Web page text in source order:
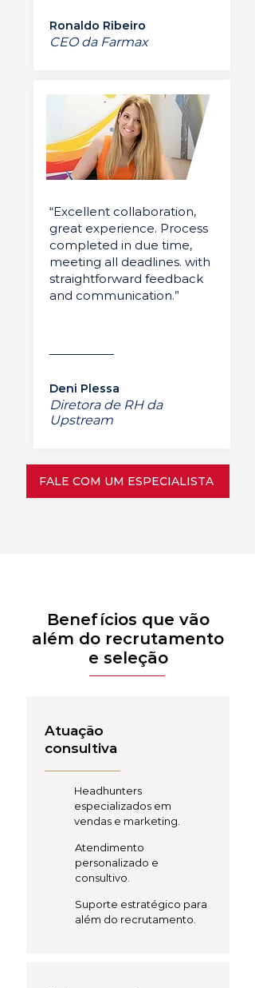
Ronaldo Ribeiro
CEO da Farmax
“Excellent collaboration,
great experience. Process
completed in due time,
meeting all deadlines. with
straightforward feedback
and communication.”
Deni Plessa
Diretora de RH da
Upstream
FALE COM UM ESPECIALISTA
Benefícios que vão
além do recrutamento
e seleção
Atuação
consultiva
Headhunters
especializados em
vendas e marketing.
Atendimento
personalizado e
consultivo.
Suporte estratégico para
além do recrutamento.